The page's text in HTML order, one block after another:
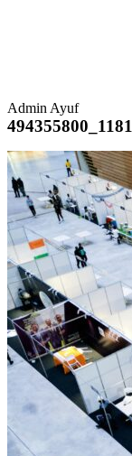
Admin Ayuf